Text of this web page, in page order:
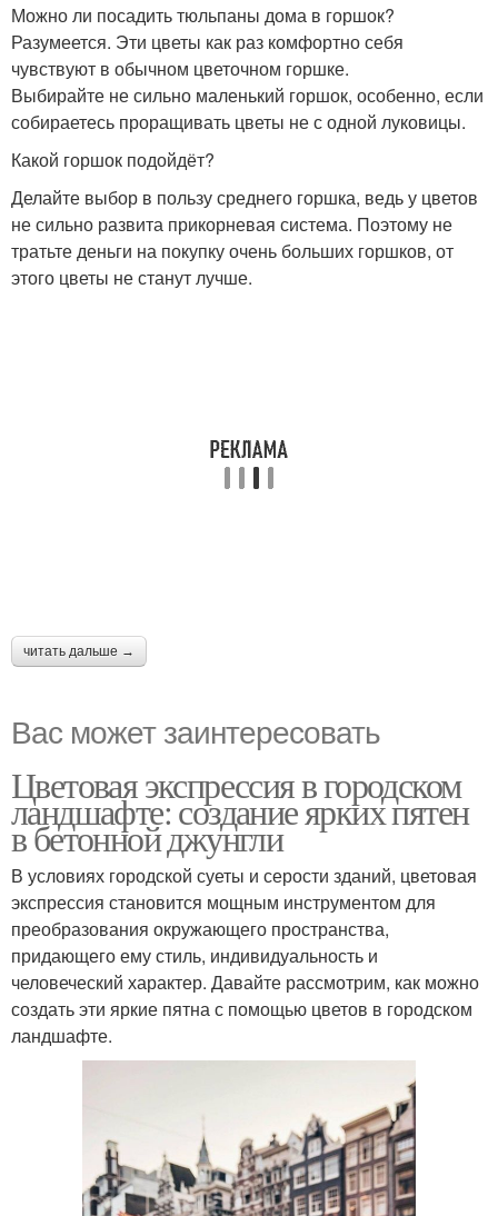
Можно ли посадить тюльпаны дома в горшок?
Разумеется. Эти цветы как раз комфортно себя
чувствуют в обычном цветочном горшке.
Выбирайте не сильно маленький горшок, особенно, если
собираетесь проращивать цветы не с одной луковицы.
Какой горшок подойдёт?
Делайте выбор в пользу среднего горшка, ведь у цветов
не сильно развита прикорневая система. Поэтому не
тратьте деньги на покупку очень больших горшков, от
этого цветы не станут лучше.
читать дальше →
Вас может заинтересовать
Цветовая экспрессия в городском
ландшафте: создание ярких пятен
в бетонной джунгли
В условиях городской суеты и серости зданий, цветовая
экспрессия становится мощным инструментом для
преобразования окружающего пространства,
придающего ему стиль, индивидуальность и
человеческий характер. Давайте рассмотрим, как можно
создать эти яркие пятна с помощью цветов в городском
ландшафте.